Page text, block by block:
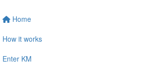
Home
How it works
Enter KM